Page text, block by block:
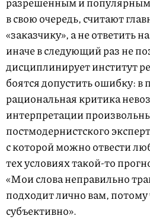
в свою очередь, считают
«заказчику», а не ответить
иначе в следующий раз не
дисциплинирует институт
боятся допустить ошибку: в
рациональная критика
интерпретации
постмодернистского
с которой можно отвести
тех условиях такой-то
«Мои слова неправильно
подходит лично вам, потому
субъективно».